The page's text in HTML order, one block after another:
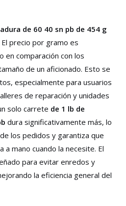
de 60 40 sn pb de 454 g
precio por gramo es
en comparación con los
de un aficionado. Esto se
especialmente para usuarios
de reparación y unidades
solo carrete de 1 lb de
dura significativamente más, lo
los pedidos y garantiza que
mano cuando la necesite. El
para evitar enredos y
la eficiencia general del